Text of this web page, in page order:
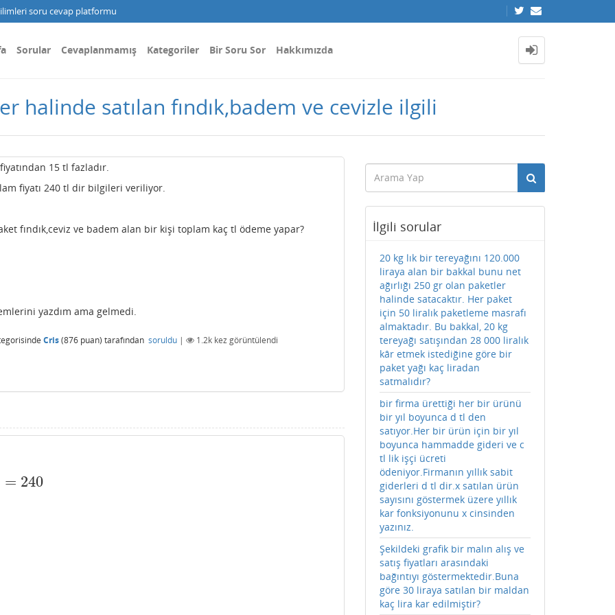
soru cevap platformu
Sorular Cevaplanmamış Kategoriler Bir Soru Sor Hakkımızda
halinde satılan fındık,badem ve cevizle ilgili
15 tl fazladır.
fiyatı 240 tl dir bilgileri veriliyor.
fındık,ceviz ve badem alan bir kişi toplam kaç tl ödeme yapar?
yazdım ama gelmedi.
Cris(876 puan) tarafından soruldu | 1.2k kez görüntülendi
= 240
İlgili sorular
20 kg lık bir tereyağını 120.000
liraya alan bir bakkal bunu net
ağırlığı 250 gr olan paketler
halinde satacaktır. Her paket
için 50 liralık paketleme masrafı
almaktadır. Bu bakkal, 20 kg
tereyağı satışından 28 000 liralık
kâr etmek istediğine göre bir
paket yağı kaç liradan
satmalıdır?
bir firma ürettiği her bir ürünü
bir yıl boyunca d tl den
satıyor.Her bir ürün için bir yıl
boyunca hammadde gideri ve c
tl lik işçi ücreti
ödeniyor.Firmanın yıllık sabit
giderleri d tl dir.x satılan ürün
sayısını göstermek üzere yıllık
kar fonksiyonunu x cinsinden
yazınız.
Şekildeki grafik bir malın alış ve
satış fiyatları arasındaki
bağıntıyı göstermektedir.Buna
göre 30 liraya satılan bir maldan
kaç lira kar edilmiştir?